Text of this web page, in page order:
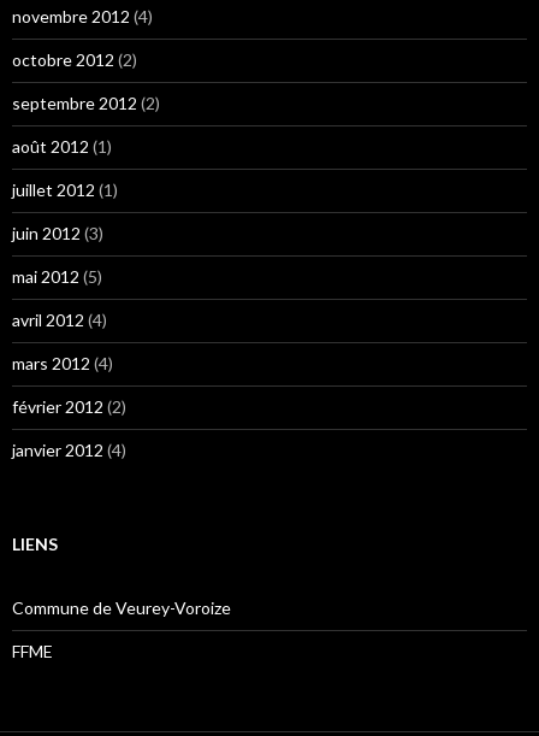
novembre 2012 (4)
octobre 2012 (2)
septembre 2012 (2)
août 2012 (1)
juillet 2012 (1)
juin 2012 (3)
mai 2012 (5)
avril 2012 (4)
mars 2012 (4)
février 2012 (2)
janvier 2012 (4)
LIENS
Commune de Veurey-Voroize
FFME